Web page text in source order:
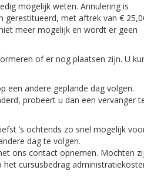
mogelijk weten. Annulering is
gerestitueerd, met aftrek van €
meer mogelijk en wordt er geen
of er nog plaatsen zijn. U
een andere geplande dag volgen.
probeert u dan een vervanger
’s ochtends zo snel mogelijk
dag te volgen.
ons contact opnemen. Mochten zij
cursusbedrag